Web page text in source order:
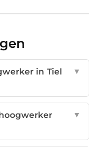
in Tiel
▼
▼